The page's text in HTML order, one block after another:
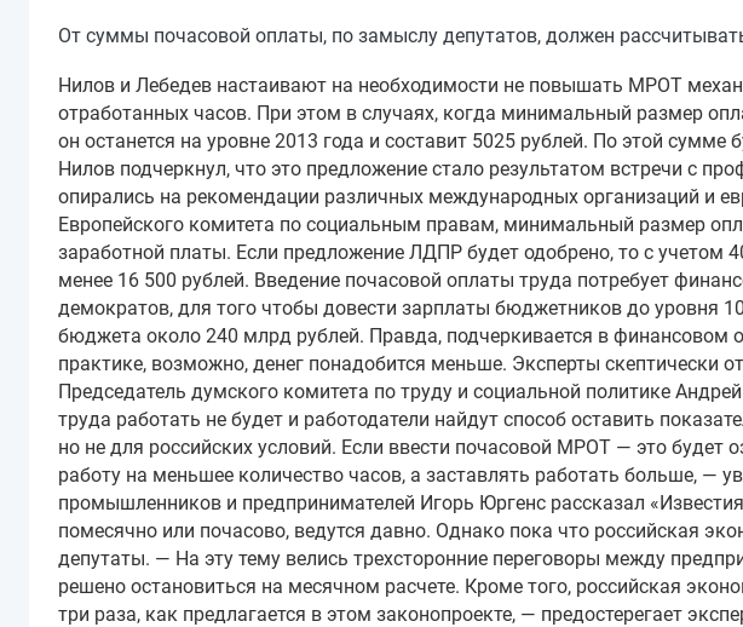
От суммы почасовой оплаты, по замыслу депутатов, должен
Нилов и Лебедев настаивают на необходимости не повышать МРОТ
отработанных часов. При этом в случаях, когда минимальный размер
он останется на уровне 2013 года и составит 5025 рублей. По этой
Нилов подчеркнул, что это предложение стало результатом встречи с
опирались на рекомендации различных международных организаций и
Европейского комитета по социальным правам, минимальный размер
заработной платы. Если предложение ЛДПР будет одобрено, то с учетом
менее 16 500 рублей. Введение почасовой оплаты труда потребует
демократов, для того чтобы довести зарплаты бюджетников до уровня
бюджета около 240 млрд рублей. Правда, подчеркивается в финансовом
практике, возможно, денег понадобится меньше. Эксперты скептически
Председатель думского комитета по труду и социальной политике
труда работать не будет и работодатели найдут способ оставить
но не для российских условий. Если ввести почасовой МРОТ — это
работу на меньшее количество часов, а заставлять работать больше, —
промышленников и предпринимателей Игорь Юргенс рассказал
помесячно или почасово, ведутся давно. Однако пока что российская
депутаты. — На эту тему велись трехсторонние переговоры между
решено остановиться на месячном расчете. Кроме того, российская
три раза, как предлагается в этом законопроекте, — предостерегает